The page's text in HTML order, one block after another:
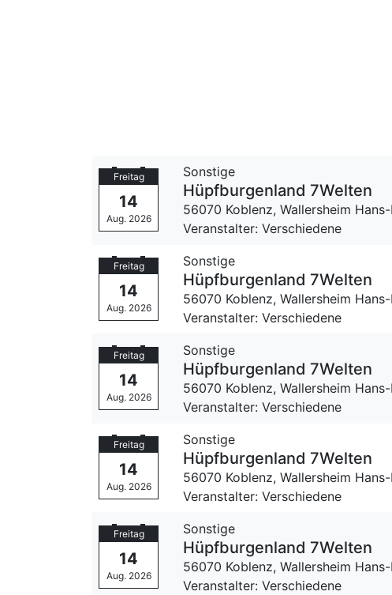
Freitag
14
Aug. 2026
Sonstige
Hüpfburgenland 7Welten
56070 Koblenz,Wallersheim
Veranstalter: Verschiedene
Freitag
14
Aug. 2026
Sonstige
Hüpfburgenland 7Welten
56070 Koblenz,Wallersheim
Veranstalter: Verschiedene
Freitag
14
Aug. 2026
Sonstige
Hüpfburgenland 7Welten
56070 Koblenz,Wallersheim
Veranstalter: Verschiedene
Freitag
14
Aug. 2026
Sonstige
Hüpfburgenland 7Welten
56070 Koblenz,Wallersheim
Veranstalter: Verschiedene
Freitag
14
Aug. 2026
Sonstige
Hüpfburgenland 7Welten
56070 Koblenz,Wallersheim
Veranstalter: Verschiedene